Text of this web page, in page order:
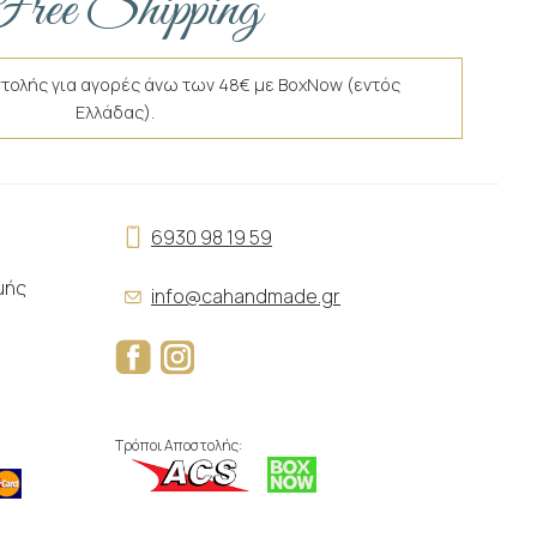
για αγορές άνω των 48€ με BoxNow (εντός
Ελλάδας).
6930 98 19 59
info@cahandmade.gr
Τρόποι Αποστολής: